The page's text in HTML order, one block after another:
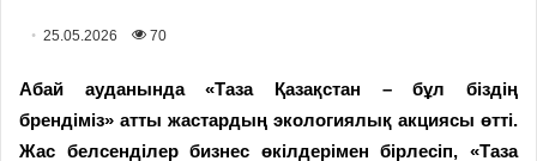
25.05.2026 70
Абай ауданында «Таза Қазақстан – бұл біздің
брендіміз» атты жастардың экологиялық акциясы өтті.
Жас белсенділер бизнес өкілдерімен бірлесіп, «Таза